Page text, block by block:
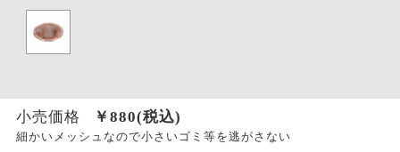
小売価格 ￥ 880(税込)
細かいメッシュなので小さいゴミ等を逃がさない